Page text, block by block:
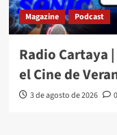
Magazine Podcast
Radio Cartaya
el Cine de
3 de agosto de 2026 0